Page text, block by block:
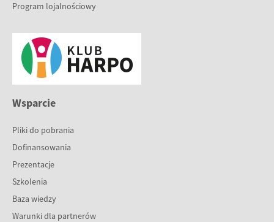
Program lojalnościowy
Wsparcie
Pliki do pobrania
Dofinansowania
Prezentacje
Szkolenia
Baza wiedzy
Warunki dla partnerów